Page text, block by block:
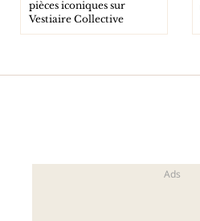
pièces iconiques sur
Vestiaire Collective